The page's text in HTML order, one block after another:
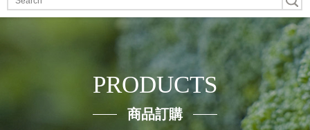
PRODUCTS
商品訂購